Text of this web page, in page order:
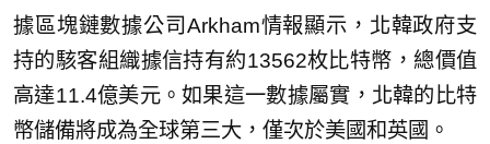
據區塊鏈數據公司Arkham情報顯示，北韓政府支
持的駭客組織據信持有約13562枚比特幣，總價值
高達11.4億美元。如果這一數據屬實，北韓的比特
幣儲備將成為全球第三大，僅次於美國和英國。